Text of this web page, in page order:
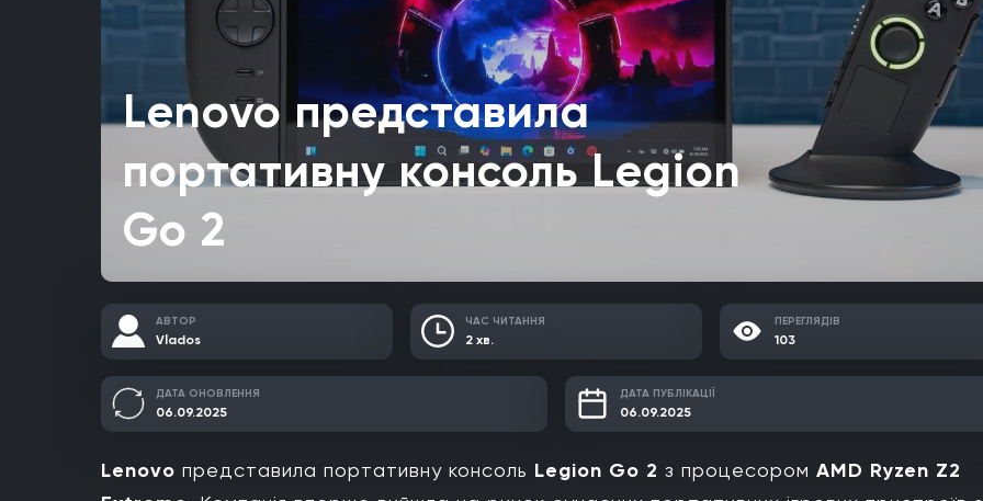
Lenovo представила
портативну консоль Legion
Go 2
АВТОР
Vlados
ЧАС ЧИТАННЯ
2 хв.
ПЕРЕГЛЯДІВ
103
ДАТА ОНОВЛЕННЯ
06.09.2025
ДАТА ПУБЛІКАЦІЇ
06.09.2025
Lenovo представила портативну консоль Legion Go 2 з процесором AMD Ryzen Z2